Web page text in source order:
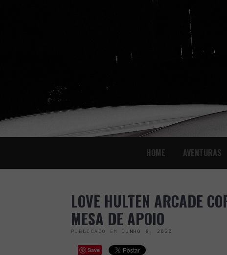
HOME AVENTURAS
LOVE HULTEN ARCADE
MESA DE APOIO
PUBLICADO EM JUNHO 8, 2020
Save